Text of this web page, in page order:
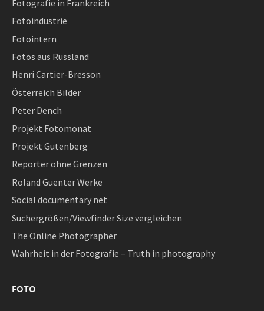
Fotografie in Frankreich
Fotoindustrie
Fotointern
Fotos aus Russland
Henri Cartier-Bresson
Österreich Bilder
Peter Dench
Projekt Fotomonat
Projekt Gutenberg
Reporter ohne Grenzen
Roland Guenter Werke
Social documentary net
Suchergrößen/Viewfinder Size vergleichen
The Online Photographer
Wahrheit in der Fotografie – Truth in photography
FOTO